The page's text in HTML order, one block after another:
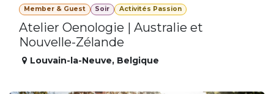
Member & Guest Soir Activités Passion
Atelier Oenologie | Australie et
Nouvelle-Zélande
Louvain-la-Neuve, Belgique